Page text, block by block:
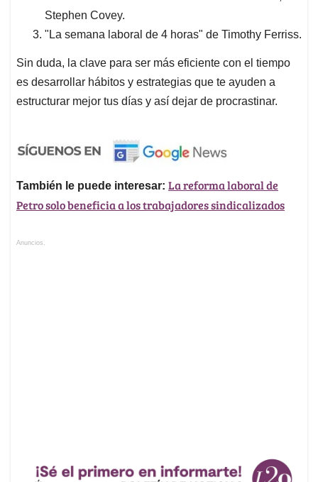
Stephen Covey.
"La semana laboral de 4 horas" de Timothy Ferriss.
Sin duda, la clave para ser más eficiente con el tiempo
es desarrollar hábitos y estrategias que te ayuden a
estructurar mejor tus días y así dejar de procrastinar.
También le puede interesar: La reforma laboral de
Petro solo beneficia a los trabajadores sindicalizados
Anuncios.